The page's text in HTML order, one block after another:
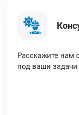
Расскажите нам
под ваши